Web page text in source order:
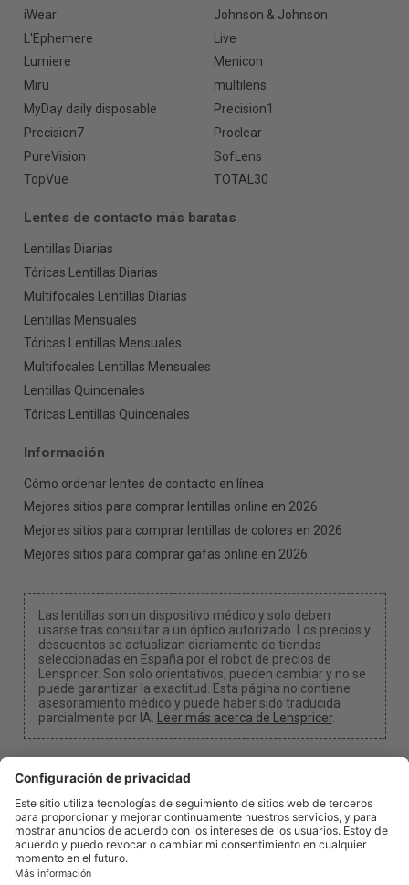
iWear
Johnson & Johnson
L'Ephemere
Live
Lumiere
Menicon
Miru
multilens
MyDay daily disposable
Precision1
Precision7
Proclear
PureVision
SofLens
TopVue
TOTAL30
Lentes de contacto más baratas
Lentillas Diarias
Tóricas Lentillas Diarias
Multifocales Lentillas Diarias
Lentillas Mensuales
Tóricas Lentillas Mensuales
Multifocales Lentillas Mensuales
Lentillas Quincenales
Tóricas Lentillas Quincenales
Información
Cómo ordenar lentes de contacto en línea
Mejores sitios para comprar lentillas online en 2026
Mejores sitios para comprar lentillas de colores en 2026
Mejores sitios para comprar gafas online en 2026
Las lentillas son un dispositivo médico y solo deben
usarse tras consultar a un óptico autorizado. Los precios y
descuentos se actualizan diariamente de tiendas
seleccionadas en España por el robot de precios de
Lenspricer. Son solo orientativos, pueden cambiar y no se
puede garantizar la exactitud. Esta página no contiene
asesoramiento médico y puede haber sido traducida
parcialmente por IA.
Leer más acerca de Lenspricer.
Configuración de cookies
Podemos recibir una comisión si utilizas uno de
nuestros enlaces para realizar una compra.